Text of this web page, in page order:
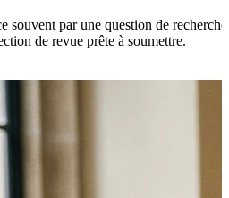
souvent par une question de
de revue prête à soumettre.